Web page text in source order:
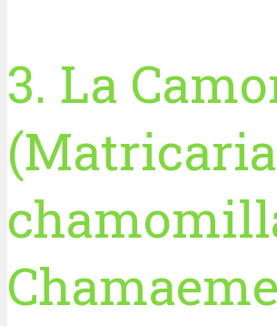
3. La
(Matricaria